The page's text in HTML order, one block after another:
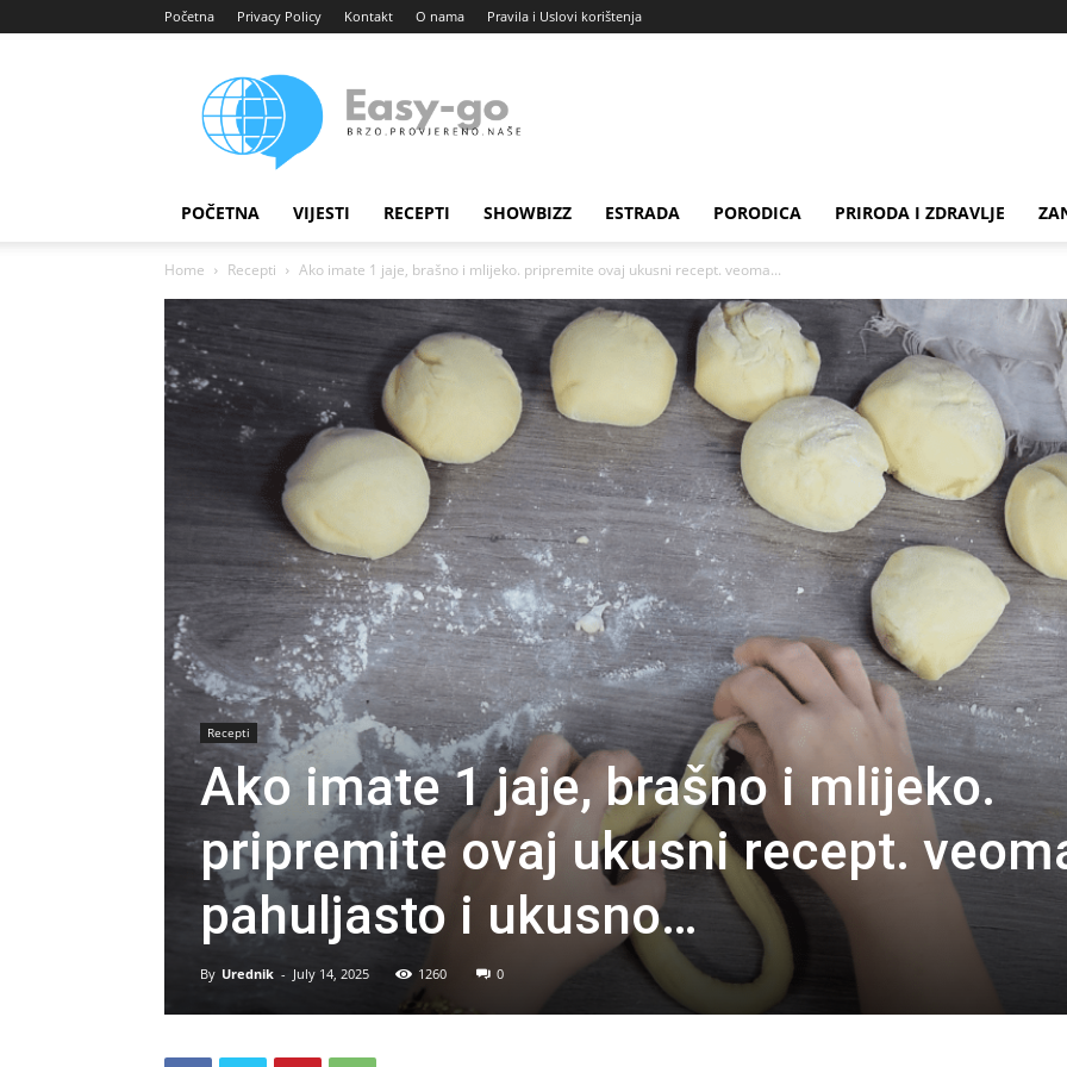
Početna Privacy Policy Kontakt O nama Pravila i Uslovi korištenja
portal
POČETNA VIJESTI RECEPTI SHOWBIZZ ESTRADA PORODICA PRIRODA I ZDRAVLJE
Home Recepti Ako imate 1 jaje, brašno i mlijeko. pripremite ovaj ukusni recept. veoma...
Recepti
Ako imate 1 jaje, brašno i mlijeko.
pripremite ovaj ukusni recept.
pahuljasto i ukusno…
By Urednik - July 14, 2025 1260 0